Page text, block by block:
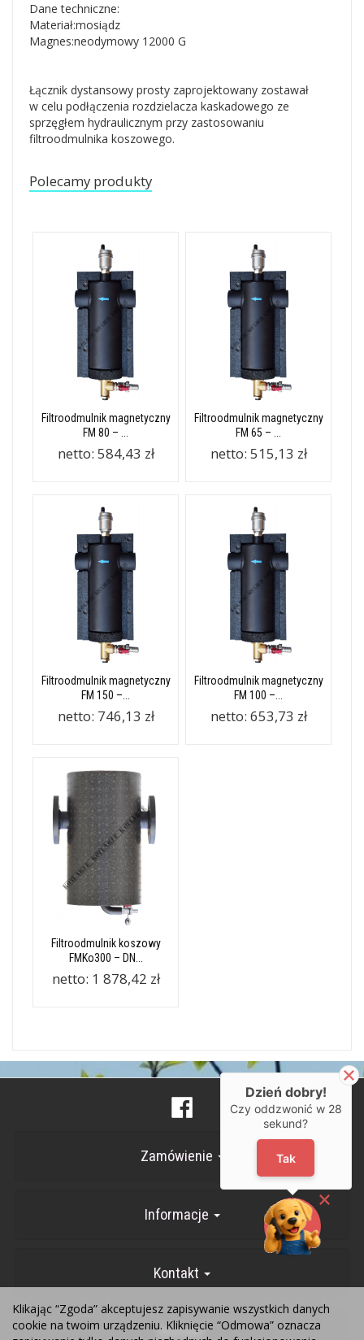
Dane techniczne:
Materiał:mosiądz
Magnes:neodymowy 12000 G
Łącznik dystansowy prosty zaprojektowany zostawał
w celu podłączenia rozdzielacza kaskadowego ze
sprzęgłem hydraulicznym przy zastosowaniu
filtroodmulnika koszowego.
Polecamy produkty
Filtroodmulnik magnetyczny
FM 80 – ...
netto: 584,43 zł
Filtroodmulnik magnetyczny
FM 65 – ...
netto: 515,13 zł
Filtroodmulnik magnetyczny
FM 150 –...
netto: 746,13 zł
Filtroodmulnik magnetyczny
FM 100 –...
netto: 653,73 zł
Filtroodmulnik koszowy
FMKo300 – DN...
netto: 1 878,42 zł
Zamówienie
Informacje
Kontakt
Kontakt
Klikając “Zgoda” akceptujesz zapisywanie wszystkich danych
cookie na twoim urządzeniu. Kliknięcie “Odmowa” oznacza
Dzień dobry!
Czy oddzwonić w 28
sekund?
Tak